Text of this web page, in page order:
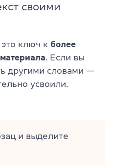
своими
ключ к более
. Если вы
другими словами —
усвоили.
и выделите